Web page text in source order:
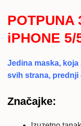
POTPUNA
iPHONE 5/
Jedina maska,
svih strana, prednji
Značajke: